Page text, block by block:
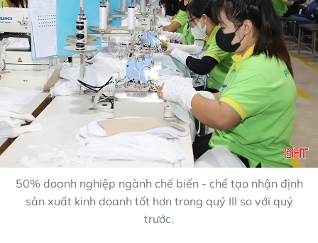
50% doanh nghiệp ngành chế biến - chế tạo nhận định
sản xuất kinh doanh tốt hơn trong quý III so với quý
trước.